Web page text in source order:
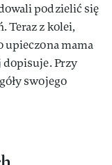
podzielić się
Teraz z kolei,
upieczona mama
dopisuje. Przy
swojego